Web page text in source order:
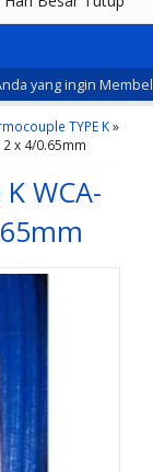
yang ingin Membeli
TYPE K»
x 4/0.65mm
WCA-